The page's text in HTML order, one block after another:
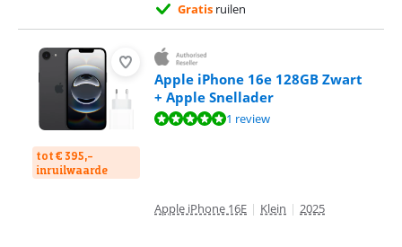
Gratis ruilen
tot € 395,-
inruilwaarde
Apple iPhone 16e 128GB Zwart
+ Apple Snellader
Beoordeling is 10 van de 10, gebaseerd op 1 review.
1 review
Apple iPhone 16E | Klein | 2025